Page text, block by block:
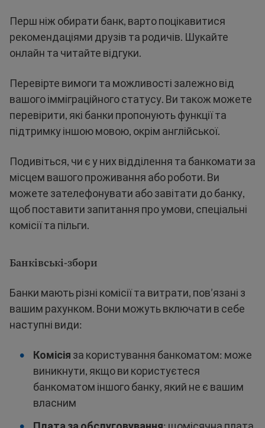
Перш ніж обирати банк, варто поцікавитися
рекомендаціями друзів та родичів. Шукайте
онлайн та читайте відгуки.
Перевірте вимоги та можливості залежно від
вашого імміграційного статусу. Ви також можете
перевірити, які банки пропонують функції та
підтримку іншою мовою, окрім англійської.
Подивіться, чи є у них відділення та банкомати за
місцем вашого проживання або роботи. Ви
можете зателефонувати або завітати до банку,
щоб поставити запитання про умови, спеціальні
комісії та пільги.
Банківські-збори
Банки мають різні комісії та витрати, пов’язані з
вашим рахунком. Вони можуть включати в себе
наступні види:
Комісія за користування банкоматом: може
виникнути, якщо ви користуєтеся
банкоматом іншого банку, який не є вашим
власним